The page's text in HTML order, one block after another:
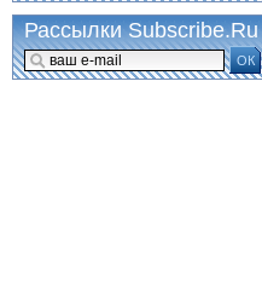
Рассылки Subscribe.Ru
ОК